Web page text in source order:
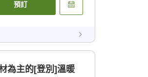
預訂
為主的[登別]溫暖